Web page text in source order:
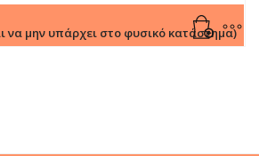
να μην υπάρχει στο φυσικό κατάστημα)